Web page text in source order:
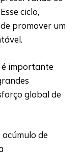
ciclo,
promover um
importante
global de
de